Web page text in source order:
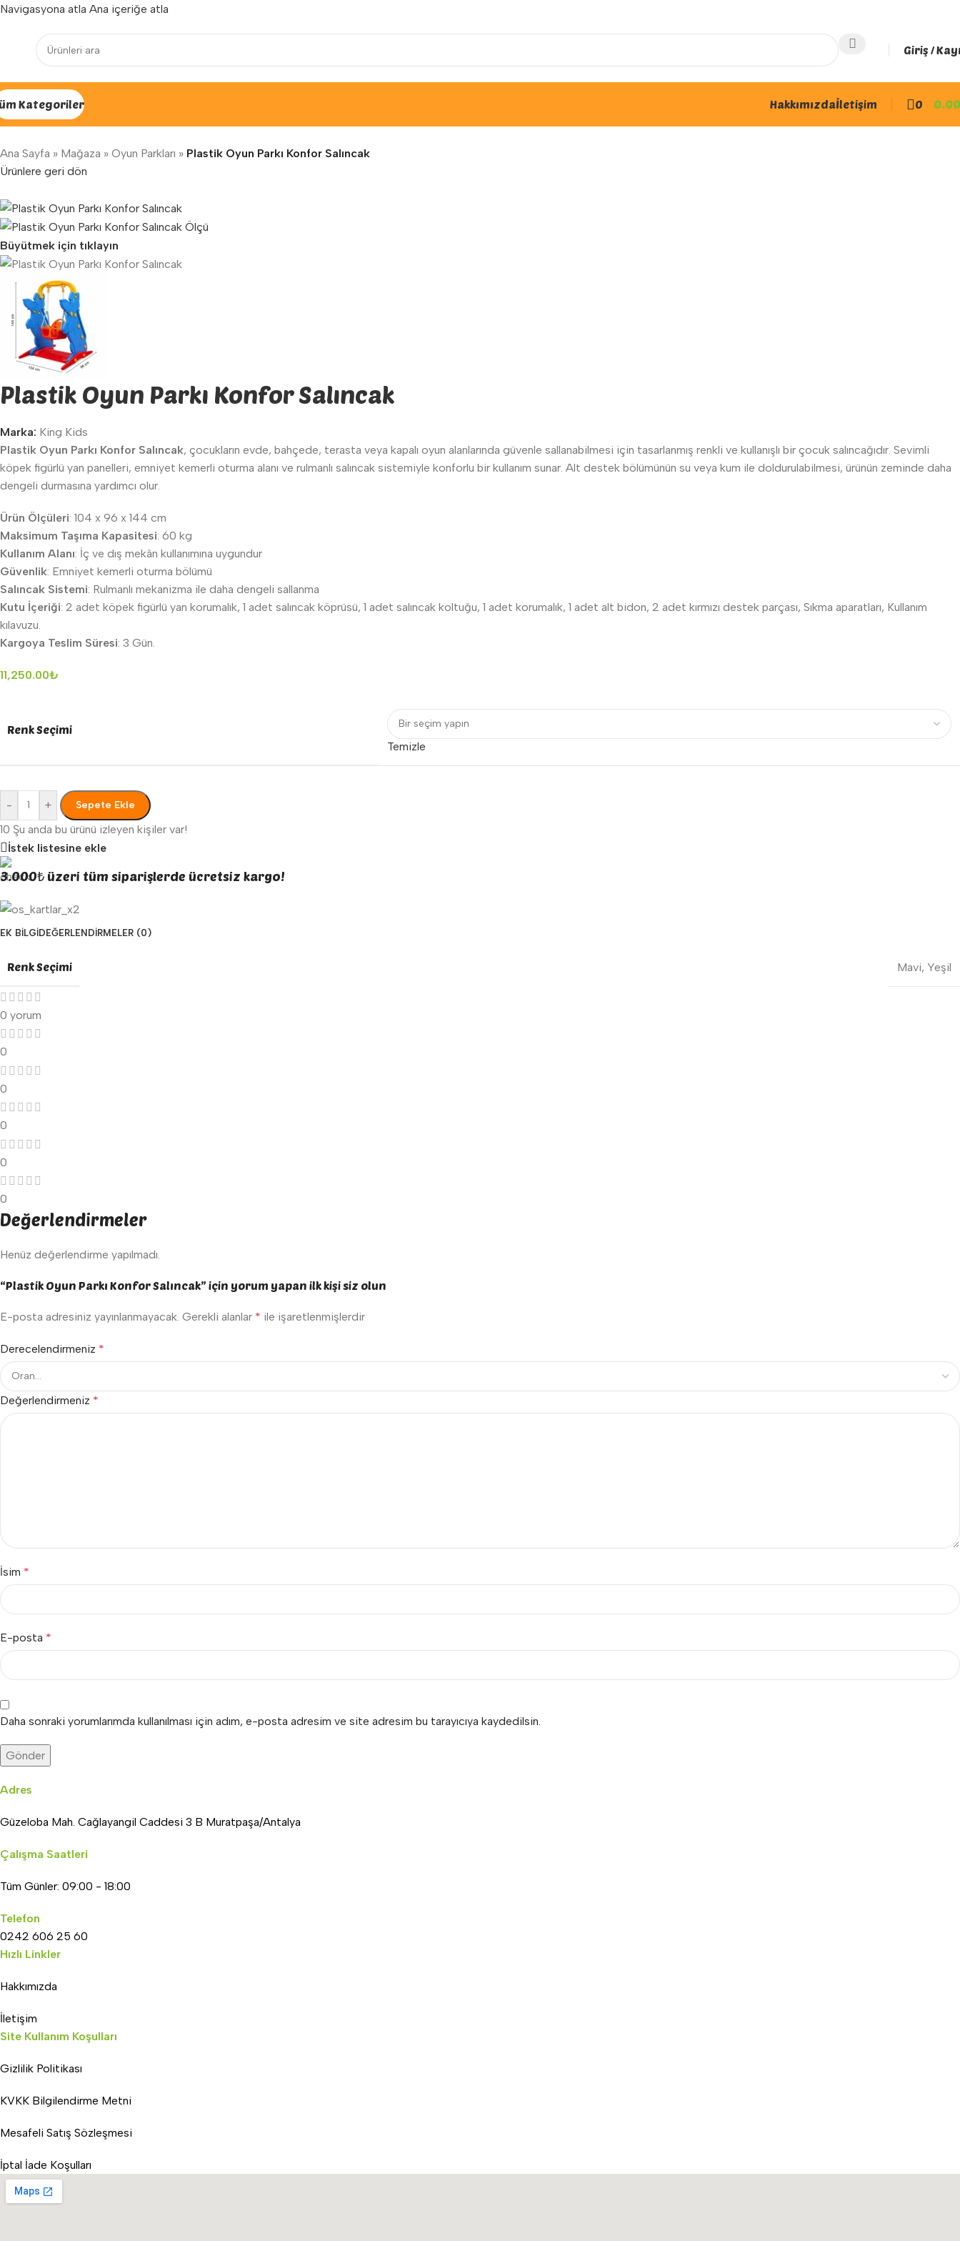
Navigasyona atla Ana içeriğe atla
Yenilenen arayüzümüz ile hizmetinizdeyiz...
Giriş /
Kategoriler Hakkımızdaİletişim 0 0.00
Ana Sayfa » Mağaza » Oyun Parkları » Plastik Oyun Parkı Konfor Salıncak
Ürünlere geri dön
Büyütmek için tıklayın
Plastik Oyun Parkı Konfor Salıncak
Marka: King Kids
Plastik Oyun Parkı Konfor Salıncak, çocukların evde, bahçede, terasta veya kapalı oyun alanlarında güvenle sallanabilmesi için tasarlanmış renkli ve kullanışlı bir çocuk salıncağıdır. Sevimli
köpek figürlü yan panelleri, emniyet kemerli oturma alanı ve rulmanlı salıncak sistemiyle konforlu bir kullanım sunar. Alt destek bölümünün su veya kum ile doldurulabilmesi, ürünün zeminde daha
dengeli durmasına yardımcı olur.
Ürün Ölçüleri: 104 x 96 x 144 cm
Maksimum Taşıma Kapasitesi: 60 kg
Kullanım Alanı: İç ve dış mekân kullanımına uygundur
Güvenlik: Emniyet kemerli oturma bölümü
Salıncak Sistemi: Rulmanlı mekanizma ile daha dengeli sallanma
Kutu İçeriği: 2 adet köpek figürlü yan korumalık, 1 adet salıncak köprüsü, 1 adet salıncak koltuğu, 1 adet korumalık, 1 adet alt bidon, 2 adet kırmızı destek parçası, Sıkma aparatları, Kullanım
kılavuzu.
Kargoya Teslim Süresi: 3 Gün.
11,250.00₺
Renk Seçimi
Temizle
- + Sepete Ekle
10 Şu anda bu ürünü izleyen kişiler var!
İstek listesine ekle
3.000₺ üzeri tüm siparişlerde ücretsiz kargo!
EK BILGIDEĞERLENDIRMELER (0)
Renk Seçimi Mavi, Yeşil
0 yorum
0
0
0
0
0
Değerlendirmeler
Henüz değerlendirme yapılmadı.
“Plastik Oyun Parkı Konfor Salıncak” için yorum yapan ilk kişi siz olun
E-posta adresiniz yayınlanmayacak. Gerekli alanlar * ile işaretlenmişlerdir
Derecelendirmeniz *
Değerlendirmeniz *
İsim *
E-posta *
Daha sonraki yorumlarımda kullanılması için adım, e-posta adresim ve site adresim bu tarayıcıya kaydedilsin.
Adres
Güzeloba Mah. Cağlayangil Caddesi 3 B Muratpaşa/Antalya
Çalışma Saatleri
Tüm Günler: 09:00 - 18:00
Telefon
0242 606 25 60
Hızlı Linkler
Hakkımızda
İletişim
Site Kullanım Koşulları
Gizlilik Politikası
KVKK Bilgilendirme Metni
Mesafeli Satış Sözleşmesi
İptal İade Koşulları